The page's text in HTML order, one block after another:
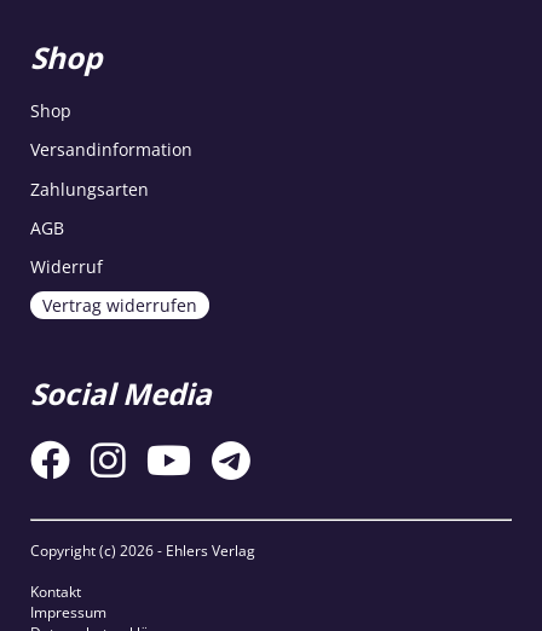
Shop
Shop
Versandinformation
Zahlungsarten
AGB
Widerruf
Vertrag widerrufen
Social Media
Copyright (c) 2026 - Ehlers Verlag
Kontakt
Impressum